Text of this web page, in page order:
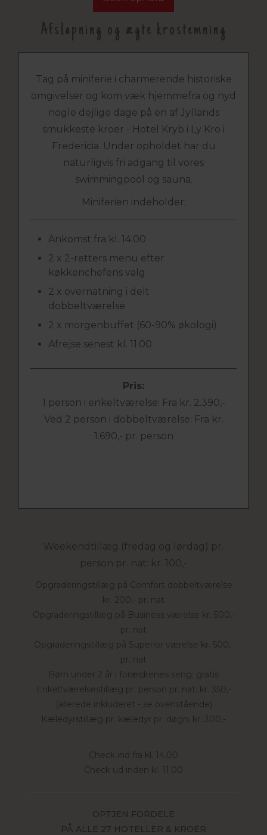
Afslapning og ægte krostemning
Tag på miniferie i charmerende historiske
omgivelser og kom væk hjemmefra og nyd
nogle dejlige dage på en af Jyllands
smukkeste kroer - Hotel Kryb i Ly Kro i
Fredericia. Under opholdet har du
naturligvis fri adgang til vores
swimmingpool og sauna.
Miniferien indeholder:
Ankomst fra kl. 14.00
2 x 2-retters menu efter
køkkenchefens valg
2 x overnatning i delt
dobbeltværelse
2 x morgenbuffet (60-90% økologi)
Afrejse senest kl. 11.00
Pris:
1 person i enkeltværelse: Fra kr. 2.390,-
Ved 2 person i dobbeltværelse: Fra kr.
1.690,- pr. person
Weekendtillæg (fredag og lørdag) pr.
person pr. nat: kr. 100,-
Opgraderingstillæg på Comfort dobbeltværelse
kr. 200,- pr. nat
Opgraderingstillæg på Business værelse kr. 500,-
pr. nat
Opgraderingstillæg på Superior værelse kr. 500,-
pr. nat
Børn under 2 år i forældrenes seng: gratis
Enkeltværelsestillæg pr. person pr. nat: kr. 350,-
(allerede inkluderet - se ovenstående)
Kæledyrstillæg pr. kæledyr pr. døgn: kr. 300,-
Check ind fra kl. 14.00
Check ud inden kl. 11.00
OPTJEN FORDELE
PÅ ALLE 27 HOTELLER & KROER